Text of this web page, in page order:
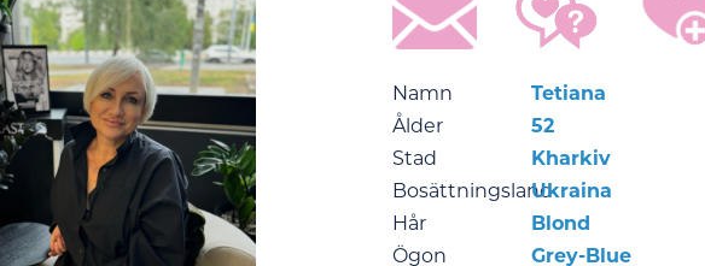
Namn
Tetiana
Ålder
52
Stad
Kharkiv
BosättningslandUkraina
Hår
Blond
Ögon
Grey-Blue